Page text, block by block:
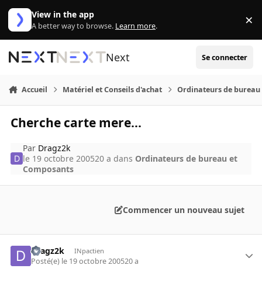
Aller au contenu
View in the app
A better way to browse. Learn more. ×
Next Se connecter
Accueil Matériel et Conseils d'achat Ordinateurs de bureau
Cherche carte mere...
Par Dragz2k
le 19 octobre 200520 a dans Ordinateurs de bureau et
Composants
Commencer un nouveau sujet
Dragz2k INpactien
Posté(e) le 19 octobre 200520 a